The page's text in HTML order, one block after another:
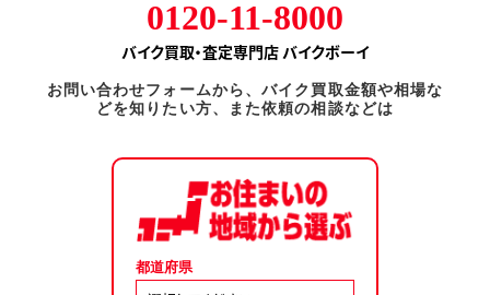
0120-11-8000
バイク買取・査定専門店 バイクボーイ
お問い合わせフォームから、バイク買取金額や相場な
どを知りたい方、また依頼の相談などは
都道府県